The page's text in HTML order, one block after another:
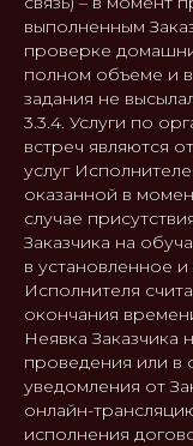
выполненным
проверке
полном объеме и
задания не
3.3.4. Услуги по
встреч являются
услуг
оказанной в
случае
Заказчика на
в установленное
Исполнителя
окончания
Неявка Заказчика
проведения или в
уведомления от
онлайн-
исполнения